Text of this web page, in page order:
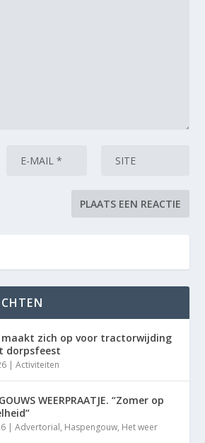
maakt zich op voor tractorwijding
dorpsfeest
|Activiteiten
WEERPRAATJE. “Zomer op
|Advertorial, Haspengouw, Het weer